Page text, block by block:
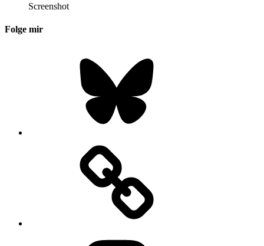
Screenshot
Folge mir